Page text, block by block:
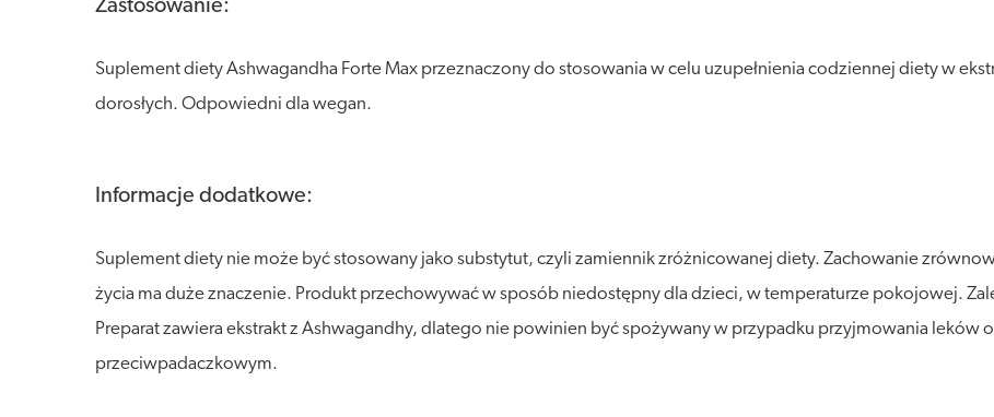
Zastosowanie:
Suplement diety Ashwagandha Forte Max przeznaczony do stosowania w celu uzupełnienia codziennej diety w
dorosłych. Odpowiedni dla wegan.
Informacje dodatkowe:
Suplement diety nie może być stosowany jako substytut, czyli zamiennik zróżnicowanej diety. Zachowanie
życia ma duże znaczenie. Produkt przechowywać w sposób niedostępny dla dzieci, w temperaturze pokojowej.
Preparat zawiera ekstrakt z Ashwagandhy, dlatego nie powinien być spożywany w przypadku przyjmowania leków
przeciwpadaczkowym.